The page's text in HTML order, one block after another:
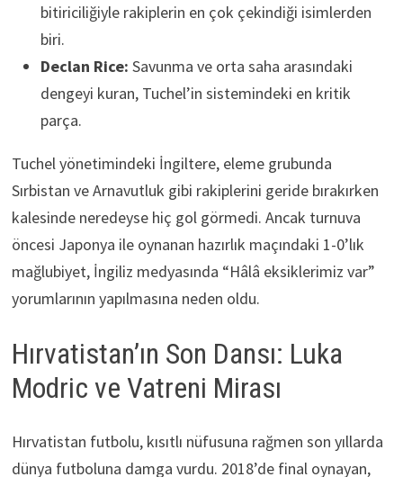
bitiriciliğiyle rakiplerin en çok çekindiği isimlerden
biri.
Declan Rice: Savunma ve orta saha arasındaki
dengeyi kuran, Tuchel’in sistemindeki en kritik
parça.
Tuchel yönetimindeki İngiltere, eleme grubunda
Sırbistan ve Arnavutluk gibi rakiplerini geride bırakırken
kalesinde neredeyse hiç gol görmedi. Ancak turnuva
öncesi Japonya ile oynanan hazırlık maçındaki 1-0’lık
mağlubiyet, İngiliz medyasında “Hâlâ eksiklerimiz var”
yorumlarının yapılmasına neden oldu.
Hırvatistan’ın Son Dansı: Luka
Modric ve Vatreni Mirası
Hırvatistan futbolu, kısıtlı nüfusuna rağmen son yıllarda
dünya futboluna damga vurdu. 2018’de final oynayan,